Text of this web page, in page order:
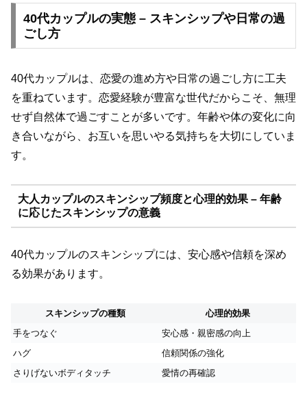
40代カップルの実態 – スキンシップや日常の過
ごし方
40代カップルは、恋愛の進め方や日常の過ごし方に工夫
を重ねています。恋愛経験が豊富な世代だからこそ、無理
せず自然体で過ごすことが多いです。年齢や体の変化に向
き合いながら、お互いを思いやる気持ちを大切にしていま
す。
大人カップルのスキンシップ頻度と心理的効果 – 年齢
に応じたスキンシップの意義
40代カップルのスキンシップには、安心感や信頼を深め
る効果があります。
スキンシップの種類
心理的効果
手をつなぐ
安心感・親密感の向上
ハグ
信頼関係の強化
さりげないボディタッチ
愛情の再確認